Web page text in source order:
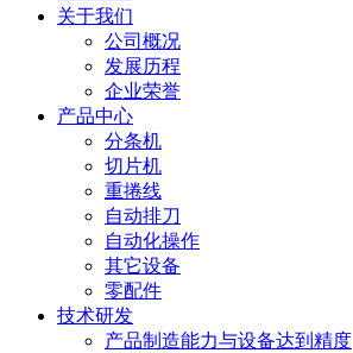
关于我们
公司概况
发展历程
企业荣誉
产品中心
分条机
切片机
重捲线
自动排刀
自动化操作
其它设备
零配件
技术研发
产品制造能力与设备达到精度